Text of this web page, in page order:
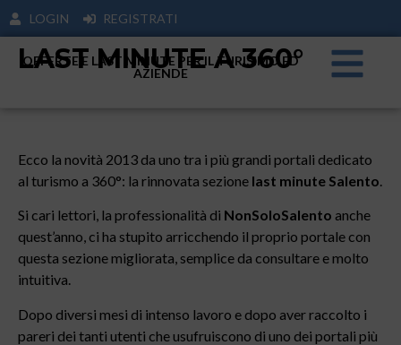
LOGIN REGISTRATI
LAST MINUTE A 360°
OFFERTE E LAST MINUTE PER IL TURISIMO ED
AZIENDE
Ecco la novità 2013 da uno tra i più grandi portali dedicato
al turismo a 360°: la rinnovata sezione last minute Salento.
Si cari lettori, la professionalità di NonSoloSalento anche
quest’anno, ci ha stupito arricchendo il proprio portale con
questa sezione migliorata, semplice da consultare e molto
intuitiva.
Dopo diversi mesi di intenso lavoro e dopo aver raccolto i
pareri dei tanti utenti che usufruiscono di uno dei portali più